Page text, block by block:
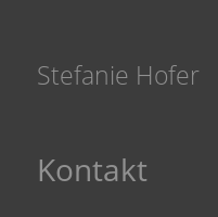
Stefanie Hofer
Kontakt